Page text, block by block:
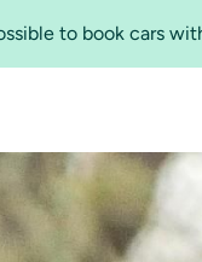
to book cars